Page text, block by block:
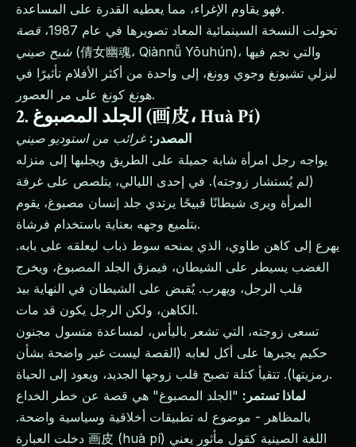
فهو يقاوم الإغراء، مما يعطيه القدرة على المساعدة.
تحولت النسخة السينمائية المعاد تصويرها في عام 1987،
قصة
شبح صيني(倩女幽魂، Qiànnǚ Yōuhún)، والتي نجم فيها
ليزلي تشيونغ وجوي وونغ، إلى واحدة من أكثر الأفلام تأثيرًا في
هونغ كونغ على مر العصور.
2. الجلد المصبوغ (画皮، Huà Pí)
المصدر: غرائب من استوديو صيني
يواجه رجل امرأة شابة جميلة على الطريق ويجلبها إلى منزله
(لم يُستشار زوجته). في إحدى الليالي، يتلصص على غرفة
المرأة ويرى شيطانًا قبيحًا يرتدي جلد إنسان مصبوغ، يقوم
بتلميع وجهه بعناية باستخدام فرشاة.
يهرع إلى كاهن طاوي، الذي يمنحه سوط ذباب ليعلقه على بابه.
الغضب يسيطر على الشيطان، فيمزق الجلد المصبوغ، ويخرج
قلب الرجل، ويهرب. يُقبض على الشيطان في النهاية بيد
الكاهن، ولكن الرجل يكون قد مات.
تسعى زوجته، التي تشعر باليأس، لمساعدة متسول مجنون
حكيم يجبرها على أكل لعابه (القصة ليست غير واضحة بشأن
رمزيتها). تتقيأ كتلة تصبح قلب زوجها الجديد، ويعود إلى الحياة.
لماذا تستمر: "الجلد المصبوغ" هي قصة عن خطر الخداع
بالمظاهر - موضوع له تطبيقات أخلاقية وسياسية واضحة.
دخلت العبارة 画皮 (huà pí) اللغة الصينية كقول مأثور يعني